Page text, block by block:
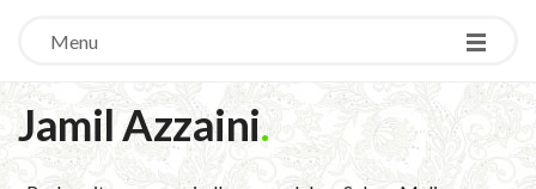
Menu
Jamil Azzaini.